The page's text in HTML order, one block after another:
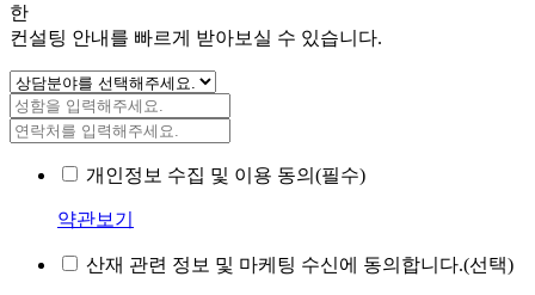
한
컨설팅 안내를 빠르게 받아보실 수 있습니다.
개인정보 수집 및 이용 동의(필수)
약관보기
산재 관련 정보 및 마케팅 수신에 동의합니다.(선택)